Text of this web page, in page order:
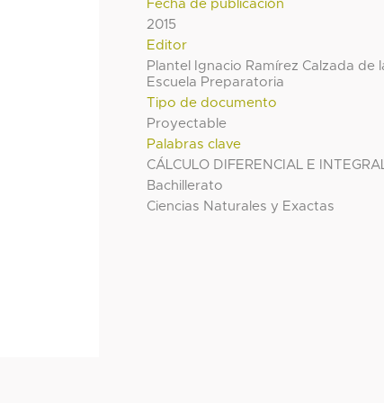
Fecha de publicación
2015
Editor
Plantel Ignacio Ramírez Calzada de
Escuela Preparatoria
Tipo de documento
Proyectable
Palabras clave
CÁLCULO DIFERENCIAL E
Bachillerato
Ciencias Naturales y Exactas